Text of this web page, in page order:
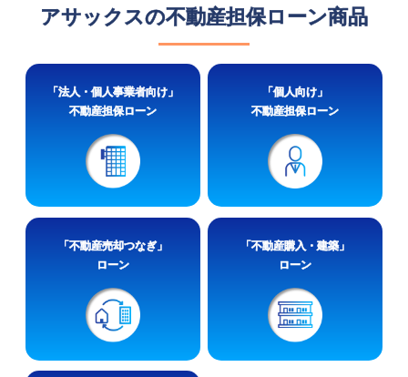
アサックスの不動産担保ローン商品
「法人・個人事業者向け」
不動産担保ローン
「個人向け」
不動産担保ローン
「不動産売却つなぎ」
ローン
「不動産購入・建築」
ローン